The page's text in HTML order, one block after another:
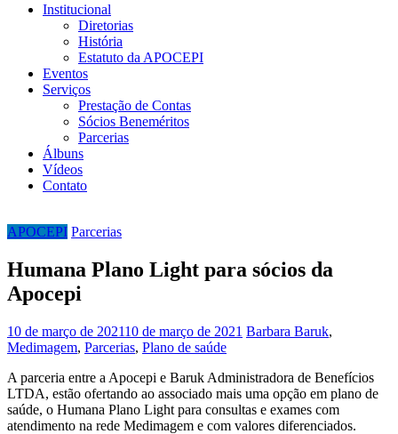
Institucional
Diretorias
História
Estatuto da APOCEPI
Eventos
Serviços
Prestação de Contas
Sócios Beneméritos
Parcerias
Álbuns
Vídeos
Contato
APOCEPI Parcerias
Humana Plano Light para sócios da
Apocepi
10 de março de 202110 de março de 2021 Barbara Baruk,
Medimagem, Parcerias, Plano de saúde
A parceria entre a Apocepi e Baruk Administradora de Benefícios
LTDA, estão ofertando ao associado mais uma opção em plano de
saúde, o Humana Plano Light para consultas e exames com
atendimento na rede Medimagem e com valores diferenciados.